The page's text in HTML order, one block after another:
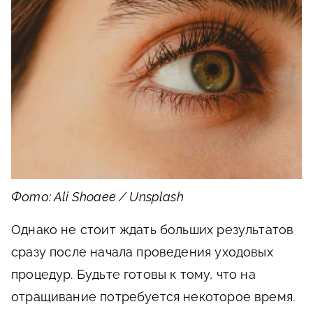
Фото: Ali Shoaee / Unsplash
Однако не стоит ждать больших результатов
сразу после начала проведения уходовых
процедур. Будьте готовы к тому, что на
отращивание потребуется некоторое время.